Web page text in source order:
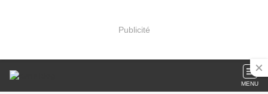
Publicité
MENU